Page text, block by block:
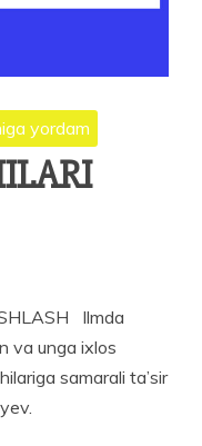
yordam
Ilmda
va unga ixlos
samarali ta’sir